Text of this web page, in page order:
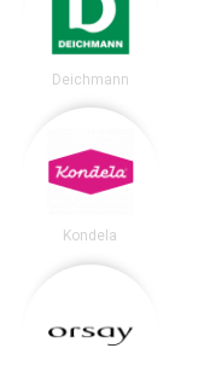
Deichmann
Kondela